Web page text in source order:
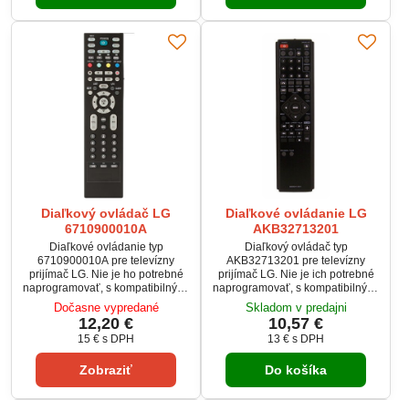
Diaľkový ovládač LG
6710900010A
Diaľkové ovládanie typ
6710900010A pre televízny
prijímač LG. Nie je ho potrebné
naprogramovať, s kompatibilnými
zariadeniami hneď funguje.
Dočasne vypredané
12,20 €
15 € s DPH
Zobraziť
Diaľkové ovládanie LG
AKB32713201
Diaľkový ovládač typ
AKB32713201 pre televízny
prijímač LG. Nie je ich potrebné
naprogramovať, s kompatibilnými
zariadeniami hneď fungujú.
Skladom v predajni
10,57 €
13 € s DPH
Do košíka